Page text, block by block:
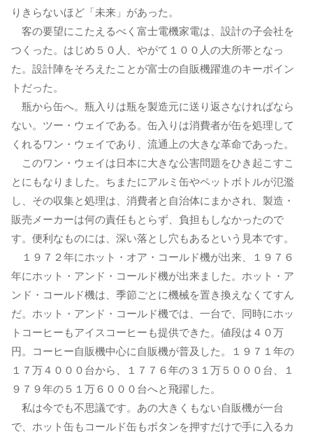
りきらないほど「未来」があった。
客の要望にこたえるべく富士電機家電は、設計の子会社を
つくった。はじめ５０人、やがて１００人の大所帯となっ
た。設計陣をそろえたことが富士の自販機躍進のキーポイン
トだった。
瓶から缶へ。瓶入りは瓶を製造元に送り返さなければなら
ない。ツー・ウェイである。缶入りは消費者が缶を処理して
くれるワン・ウェイであり、流通上の大きな革命であった。
このワン・ウェイは日本に大きな公害問題をひき起こすこ
とにもなりました。ちまたにアルミ缶やペットボトルが氾濫
し、その収集と処理は、消費者と自治体にまかされ、製造・
販売メーカーは何の責任もとらず、負担もしなかったので
す。便利なものには、深い落とし穴もあるという見本です。
１９７２年にホット・オア・コールド機が出来、１９７６
年にホット・アンド・コールド機が出来ました。ホット・ア
ンド・コールド機は、季節ごとに機械を置き換えなくてすん
だ。ホット・アンド・コールド機では、一台で、同時にホッ
トコーヒーもアイスコーヒーも提供できた。値段は４０万
円。コーヒー自販機中心に自販機が普及した。１９７１年の
１７万４０００台から、１７７６年の３１万５０００台、１
９７９年の５１万６０００台へと飛躍した。
私は今でも不思議です。あの大きくもない自販機が一台
で、ホット缶もコールド缶もボタンを押すだけで手に入るカ